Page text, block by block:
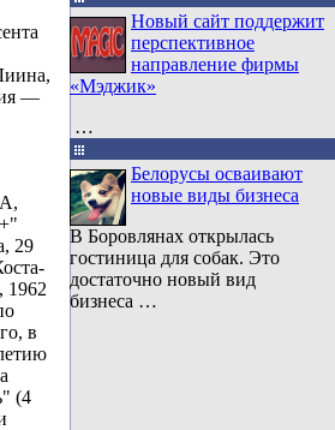
—
29
1962
в
(4
Новый сайт поддержит
перспективное
направление фирмы
«Мэджик»
…
Белорусы осваивают
новые виды бизнеса
В Боровлянах открылась
гостиница для собак. Это
достаточно новый вид
бизнеса …